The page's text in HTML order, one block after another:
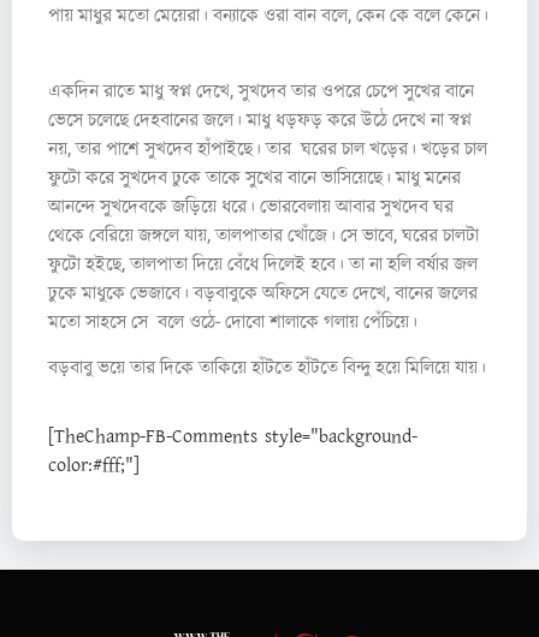
পায় মাধুর মতো মেয়েরা। বন্যাকে ওরা বান বলে, কেন কে বলে কেনে।
একদিন রাতে মাধু স্বপ্ন দেখে, সুখদেব তার ওপরে চেপে সুখের বানে
ভেসে চলেছে দেহবানের জলে। মাধু ধড়ফড় করে উঠে দেখে না স্বপ্ন
নয়, তার পাশে সুখদেব হাঁপাইছে। তার ঘরের চাল খড়ের। খড়ের চাল
ফুটো করে সুখদেব ঢুকে তাকে সুখের বানে ভাসিয়েছে। মাধু মনের
আনন্দে সুখদেবকে জড়িয়ে ধরে। ভোরবেলায় আবার সুখদেব ঘর
থেকে বেরিয়ে জঙ্গলে যায়, তালপাতার খোঁজে। সে ভাবে, ঘরের চালটা
ফুটো হইছে, তালপাতা দিয়ে বেঁধে দিলেই হবে। তা না হলি বর্ষার জল
ঢুকে মাধুকে ভেজাবে। বড়বাবুকে অফিসে যেতে দেখে, বানের জলের
মতো সাহসে সে বলে ওঠে- দোবো শালাকে গলায় পেঁচিয়ে।
বড়বাবু ভয়ে তার দিকে তাকিয়ে হাঁটতে হাঁটতে বিন্দু হয়ে মিলিয়ে যায়।
[TheChamp-FB-Comments style="background-
color:#fff;"]